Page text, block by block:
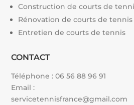
Construction de courts de
Rénovation de courts de tennis
Entretien de courts de tennis
CONTACT
Téléphone :06 56 88 96 91
Email :
servicetennisfrance@gmail.com